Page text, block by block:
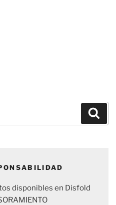
disponibles en Disfold